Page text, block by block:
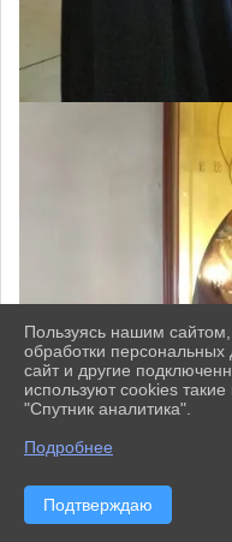
Пользуясь нашим
обработки
сайт и другие
используют cookies такие
"Спутник аналитика".
Подробнее
Подтверждаю